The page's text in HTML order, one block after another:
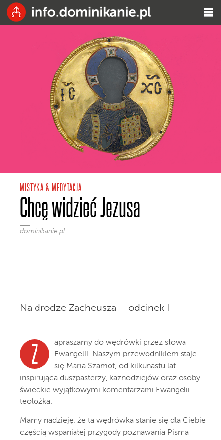
MISTYKA & MEDYTACJA
Chcę widzieć Jezusa
dominikanie.pl
Na drodze Zacheusza – odcinek I
Z
apraszamy do wędrówki przez słowa
Ewangelii. Naszym przewodnikiem staje
się Maria Szamot, od kilkunastu lat
inspirująca duszpasterzy, kaznodziejów oraz osoby
świeckie wyjątkowymi komentarzami Ewangelii
teolożka.
Mamy nadzieję, że ta wędrówka stanie się dla Ciebie
częścią wspaniałej przygody poznawania Pisma